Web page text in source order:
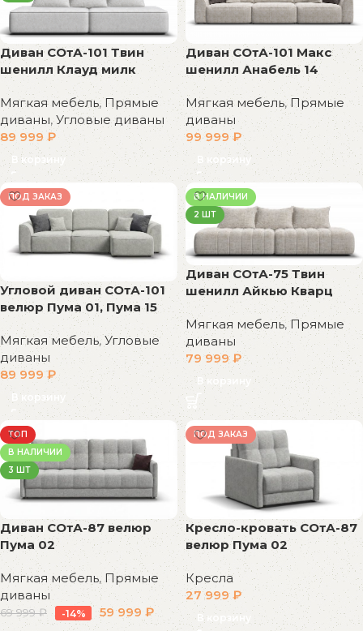
Диван СОтА-101 Твин
шенилл Клауд милк
Мягкая мебель,Прямые
диваны,Угловые диваны
89 999₽
В корзину
Диван СОтА-101 Макс
шенилл Анабель 14
Мягкая мебель,Прямые
диваны
99 999₽
В корзину
ПОД ЗАКАЗ
Угловой диван СОтА-101
велюр Пума 01, Пума 15
Мягкая мебель, Угловые
диваны
89 999₽
В корзину
В НАЛИЧИИ
2 ШТ
Диван СОтА-75 Твин
шенилл Айкью Кварц
Мягкая мебель,Прямые
диваны
79 999₽
В корзину
ТОП
В НАЛИЧИИ
3 ШТ
Диван СОтА-87 велюр
Пума 02
Мягкая мебель, Прямые
диваны
69 999₽ -14% 59 999 ₽
ПОД ЗАКАЗ
Кресло-кровать СОтА-87
велюр Пума 02
Кресла
27 999₽
В корзину